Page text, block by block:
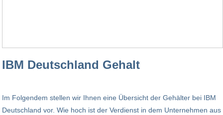
IBM Deutschland Gehalt
Im Folgendem stellen wir Ihnen eine Übersicht der Gehälter bei IBM
Deutschland vor. Wie hoch ist der Verdienst in dem Unternehmen aus